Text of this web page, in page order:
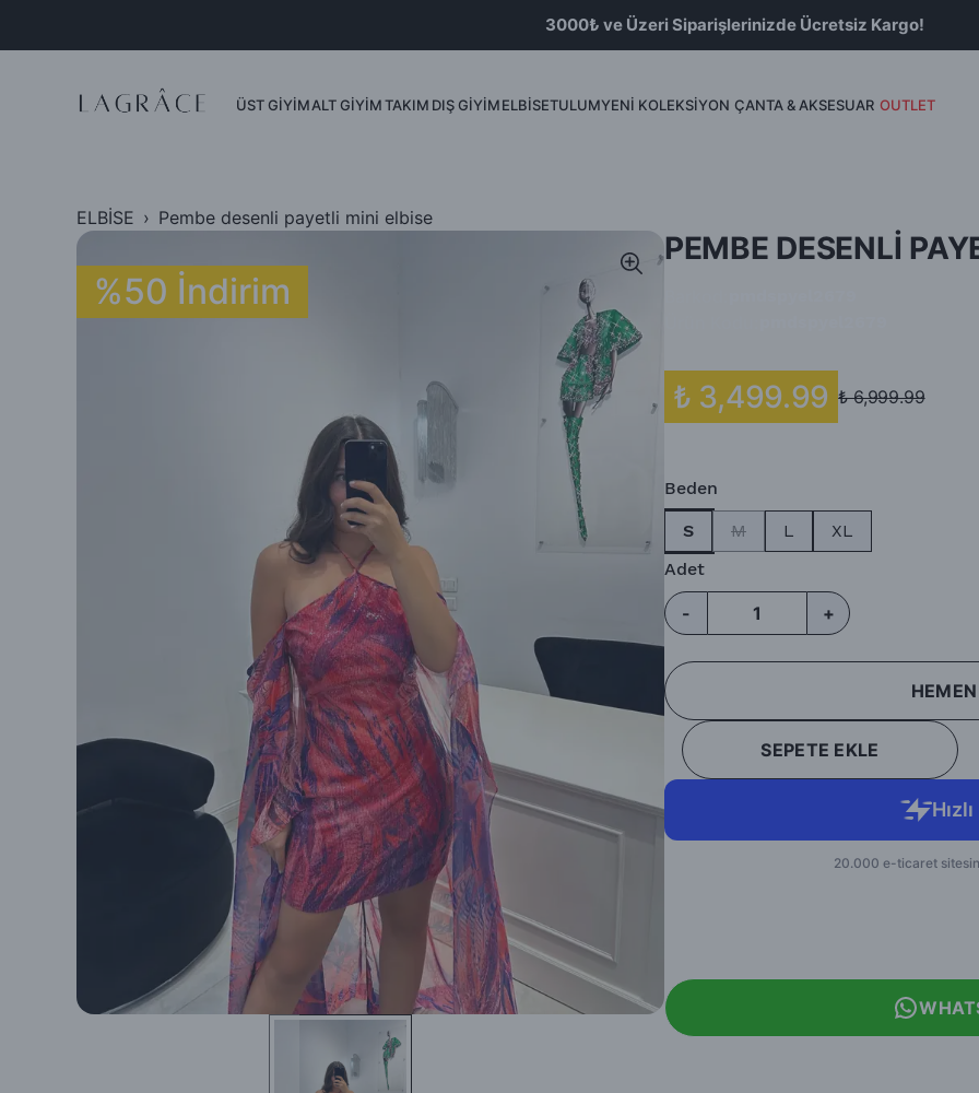
3000₺ ve Üzeri Siparişlerinizde Ücretsiz Kargo!
ÜST GİYİMALT GİYİMTAKIM DIŞ GİYİM
Ceket Yelek ELBİSETULUMYENİ KOLEKSİYON ÇANTA & AKSESUAR OUTLET
ELBİSE Pembe desenli payetli mini elbise
%50 İndirim
PEMBE DESENLİ
₺ 3,499.99 ₺ 6,999.99
Beden
S M L
XL
Adet
- +
SEPETE EKLE